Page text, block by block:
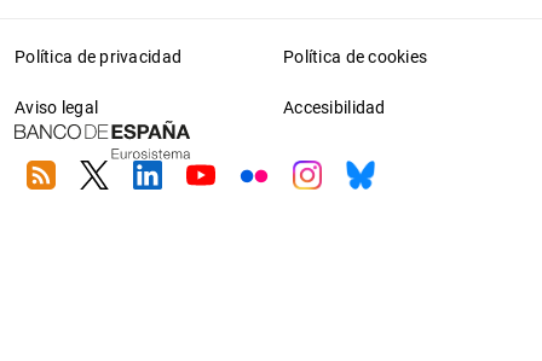
Política de privacidad Política de cookies
Aviso legal Accesibilidad
RSS TwitterLinkedin
YoutubeFlickrInstagram
Bluesky